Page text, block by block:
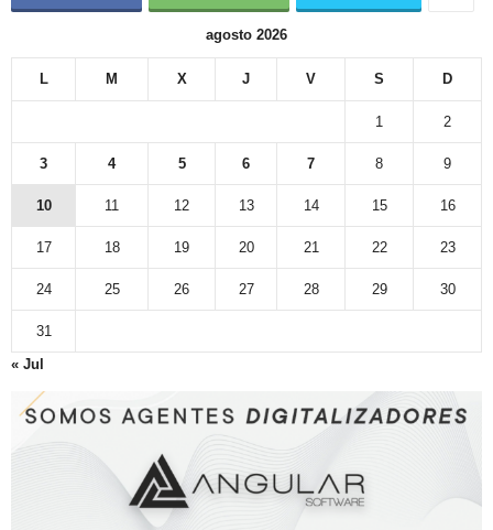
agosto 2026
L M X J V S D
1 2
3 4 5 6 7 8 9
10 11 12 13 14 15 16
17 18 19 20 21 22 23
24 25 26 27 28 29 30
31
« Jul